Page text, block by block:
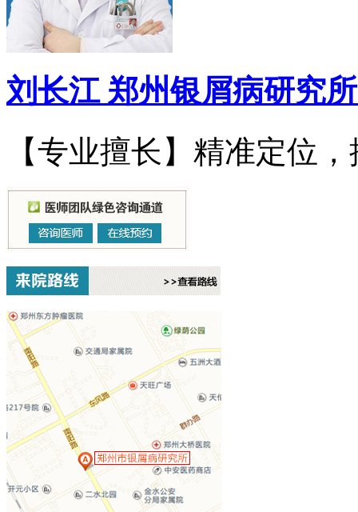
刘长江 郑州银屑病研究
【专业擅长】精准定位